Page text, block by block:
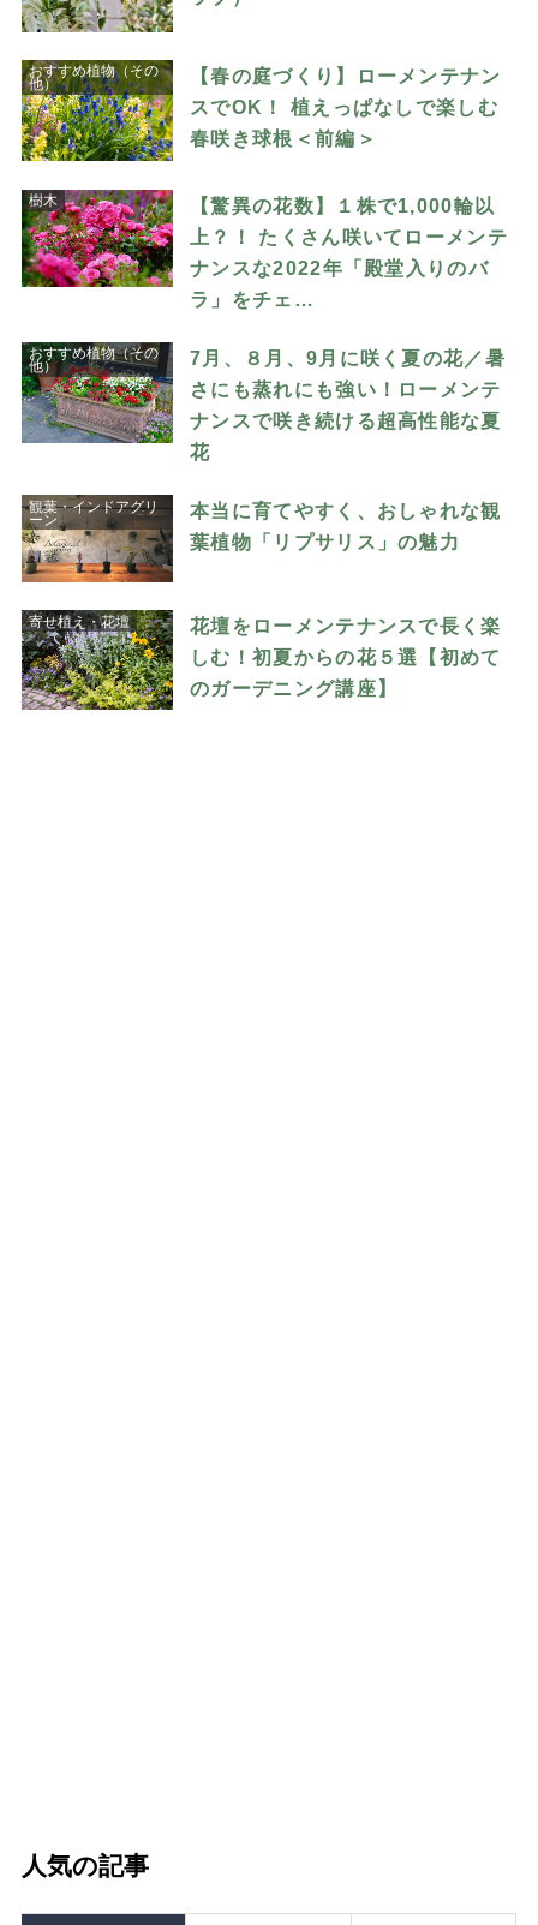
おすすめ植物（その
他）
【春の庭づくり】ローメンテナン
スでOK！ 植えっぱなしで楽しむ
春咲き球根＜前編＞
樹木
【驚異の花数】１株で1,000輪以
上？！ たくさん咲いてローメンテ
ナンスな2022年「殿堂入りのバ
ラ」をチェ…
おすすめ植物（その
他）
7月、８月、9月に咲く夏の花／暑
さにも蒸れにも強い！ローメンテ
ナンスで咲き続ける超高性能な夏
花
観葉・インドアグリ
ーン
本当に育てやすく、おしゃれな観
葉植物「リプサリス」の魅力
寄せ植え・花壇
花壇をローメンテナンスで長く楽
しむ！初夏からの花５選【初めて
のガーデニング講座】
人気の記事